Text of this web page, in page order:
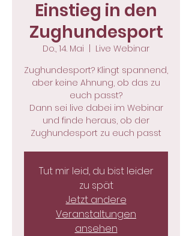
Einstieg in den
Zughundesport
Do., 14. Mai
Live Webinar
Zughundesport? Klingt spannend,
aber keine Ahnung, ob das zu
euch passt?
Dann sei live dabei im Webinar
und finde heraus, ob der
Zughundesport zu euch passt
Tut mir leid, du bist leider
zu spät
Jetzt andere
Veranstaltungen
ansehen